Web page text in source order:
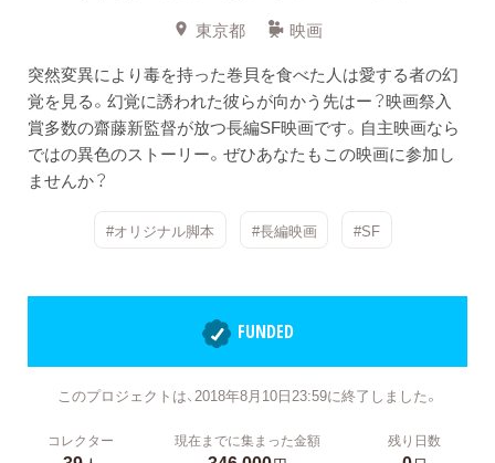
東京都
映画
突然変異により毒を持った巻貝を食べた人は愛する者の幻
覚を見る。幻覚に誘われた彼らが向かう先はー？映画祭入
賞多数の齋藤新監督が放つ長編SF映画です。自主映画なら
ではの異色のストーリー。ぜひあなたもこの映画に参加し
ませんか？
#オリジナル脚本 #長編映画 #SF
FUNDED
このプロジェクトは、2018年8月10日23:59に終了しました。
コレクター 現在までに集まった金額 残り日数